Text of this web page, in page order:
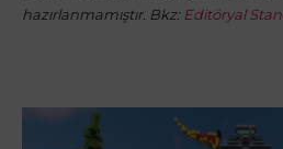
hazırlanmamıştır. Bkz: Editöryal